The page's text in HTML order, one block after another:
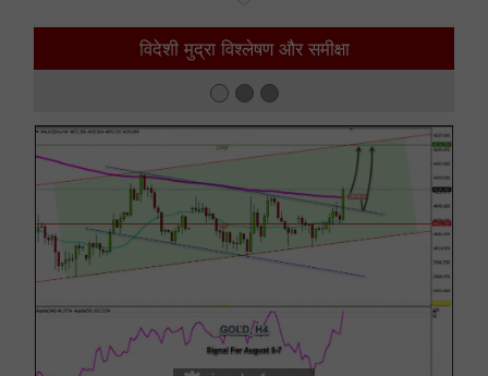
विदेशी मुद्रा विश्लेषण और समीक्षा